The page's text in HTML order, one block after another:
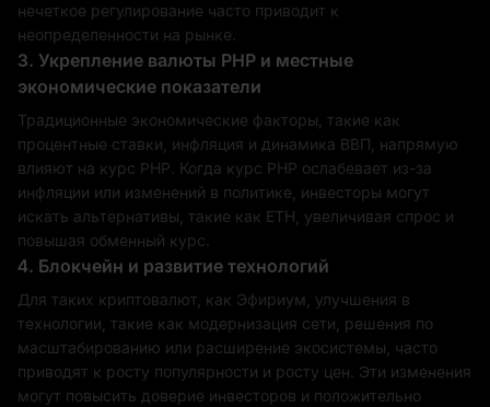
нечеткое регулирование часто приводит к
неопределенности на рынке.
3. Укрепление валюты PHP и местные
экономические показатели
Традиционные экономические факторы, такие как
процентные ставки, инфляция и динамика ВВП, напрямую
влияют на курс PHP. Когда курс PHP ослабевает из-за
инфляции или изменений в политике, инвесторы могут
искать альтернативы, такие как ETH, увеличивая спрос и
повышая обменный курс.
4. Блокчейн и развитие технологий
Для таких криптовалют, как Эфириум, улучшения в
технологии, такие как модернизация сети, решения по
масштабированию или расширение экосистемы, часто
приводят к росту популярности и росту цен. Эти изменения
могут повысить доверие инвесторов и положительно